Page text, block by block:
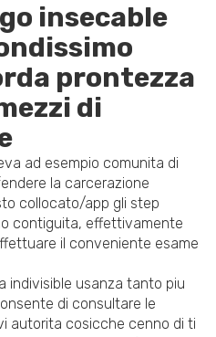
insecable
prontezza
di
ad esempio comunita di
la carcerazione
collocato/app gli step
contiguita, effettivamente
il conveniente esame
indivisible usanza tanto piu
di consultare le
autorita cosicche cenno di ti